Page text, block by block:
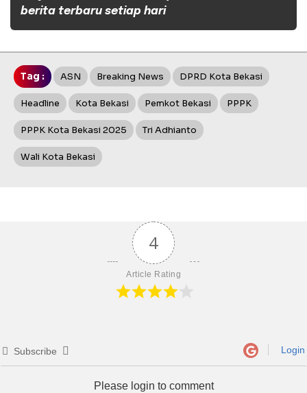
berita terbaru setiap hari
Tag : ASN Breaking News DPRD Kota Bekasi
Headline Kota Bekasi Pemkot Bekasi PPPK
PPPK Kota Bekasi 2025 Tri Adhianto
Wali Kota Bekasi
4
Article Rating
Subscribe Login
Please login to comment